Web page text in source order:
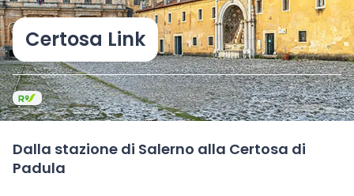
Certosa Link
Dalla stazione di Salerno alla Certosa di
Padula